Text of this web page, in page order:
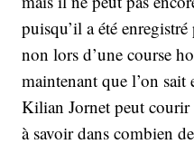
puisqu’il a été
non lors d’une course
maintenant que l’on
Kilian Jornet peut
à savoir dans combien